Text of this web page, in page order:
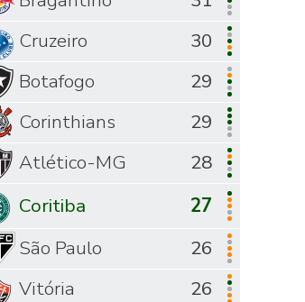
Cruzeiro
30
Botafogo
29
Corinthians
29
Atlético-MG
28
Coritiba
27
São Paulo
26
Vitória
26